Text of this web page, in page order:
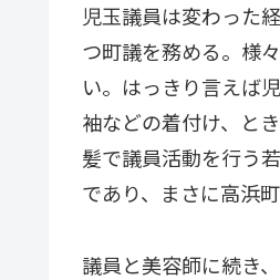
児玉議員は変わった
つ町議を務める。様
い。はっきり言えば
袖などの着付け、と
髪で議員活動を行う
であり、まさに高浜
議員と美容師に続き